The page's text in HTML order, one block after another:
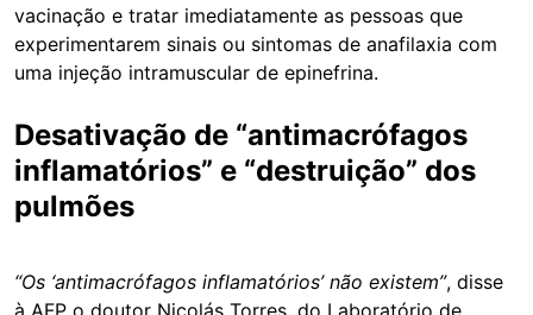
vacinação e tratar imediatamente as pessoas que
experimentarem sinais ou sintomas de anafilaxia com
uma injeção intramuscular de epinefrina.
Desativação de “antimacrófagos
inflamatórios” e “destruição” dos
pulmões
“Os ‘antimacrófagos inflamatórios’ não existem”, disse
à AFP o doutor Nicolás Torres, do Laboratório de